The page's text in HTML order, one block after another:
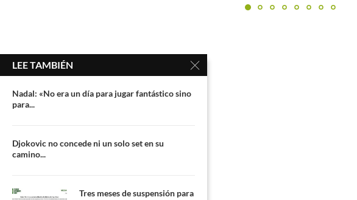
LEE TAMBIÉN
Nadal: «No era un día para jugar fantástico sino
para...
Djokovic no concede ni un solo set en su
camino...
Tres meses de suspensión para